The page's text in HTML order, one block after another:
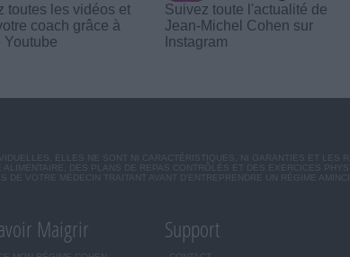
toutes les vidéos et
coach grâce à
Youtube
Suivez toute l'actualité de
Jean-Michel Cohen sur
Instagram
ELLES NE SONT NI CARACTÉRISTIQUES, NI GARANTIES ET LES
DES PLANS DE REPAS CONTRÔLÉS ET DES EXERCICES
DE VOTRE MÉDECIN TRAITANT AVANT D'ENTREPRENDRE UN RÉGIME
Maigrir Support